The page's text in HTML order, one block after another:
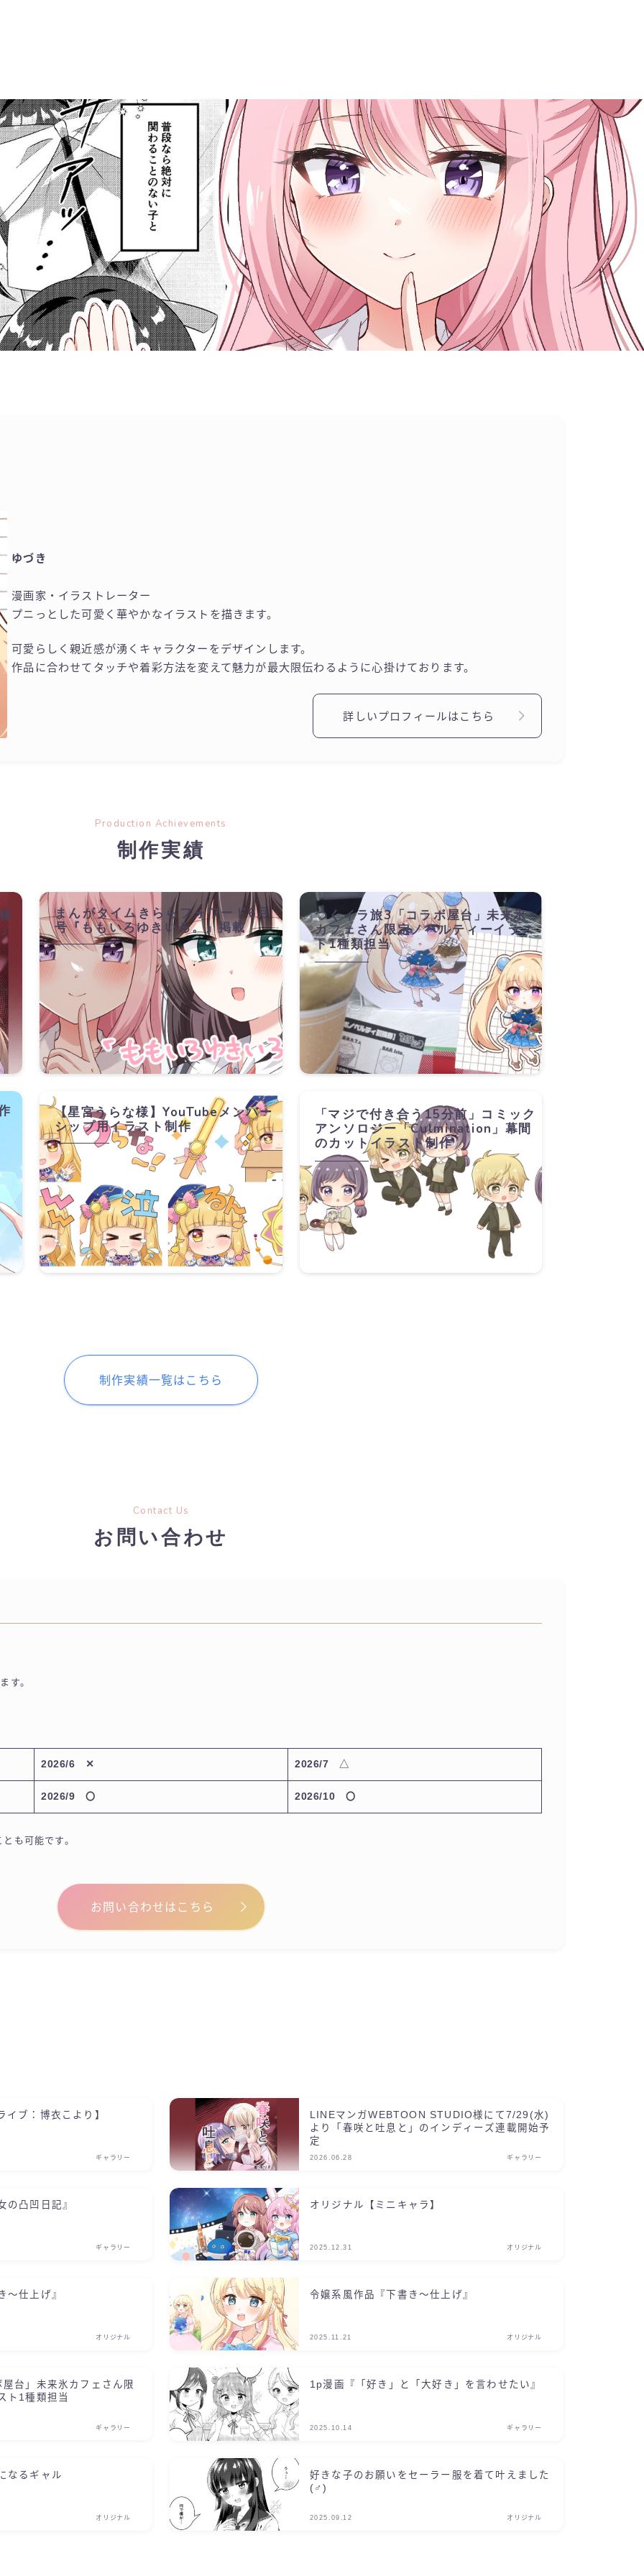
ゆづき
漫画家・イラストレーター
プニっとした可愛く華やかなイラストを描きます。
可愛らしく親近感が湧くキャラクターをデザインします。
作品に合わせてタッチや着彩方法を変えて魅力が最大限伝わるように心掛けております。
詳しいプロフィールはこちら
Production Achievements
制作実績
まんがタイムきららフォワード6月
号『ももいろゆきいろ。』掲載
つくイラ旅3「コラボ屋台」未来氷
カフェさん限定ノベルティーイラス
ト1種類担当
【星宮うらな様】YouTubeメンバー
シップ用イラスト制作
「マジで付き合う15分前」コミック
アンソロジー「Culmination」幕間
のカットイラスト制作
制作実績一覧はこちら
Contact Us
お問い合わせ
す。
2026/6 ✕ 2026/7 △
2026/9 〇 2026/10 〇
も可能です。
お問い合わせはこちら
イブ：博衣こより】
ギャラリー
LINEマンガWEBTOON STUDIO様にて7/29(水)
より「春咲と吐息と」のインディーズ連載開始予
定
2026.06.28 ギャラリー
の凸凹日記』
ギャラリー
オリジナル【ミニキャラ】
2025.12.31 オリジナル
～仕上げ』
オリジナル
令嬢系風作品『下書き～仕上げ』
2025.11.21 オリジナル
台」未来氷カフェさん限
ト1種類担当
ギャラリー
1p漫画『「好き」と「大好き」を言わせたい』
2025.10.14 ギャラリー
なるギャル
オリジナル
好きな子のお願いをセーラー服を着て叶えました
(♂)
2025.09.12 オリジナル